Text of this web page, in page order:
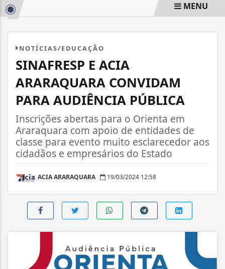
MENU
NOTÍCIAS/EDUCAÇÃO
SINAFRESP E ACIA
ARARAQUARA CONVIDAM
PARA AUDIÊNCIA PÚBLICA
Inscrições abertas para o Orienta em
Araraquara com apoio de entidades de
classe para evento muito esclarecedor aos
cidadãos e empresários do Estado
ACIA ARARAQUARA 19/03/2024 12:58